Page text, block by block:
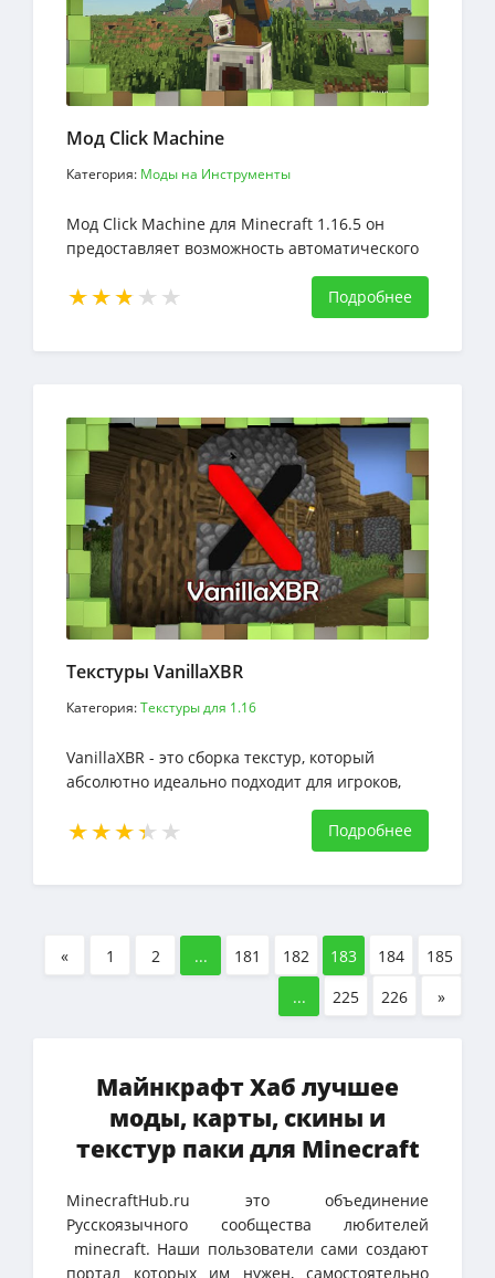
Мод Click Machine
Категория: Моды на Инструменты
Мод Click Machine для Minecraft 1.16.5 он
предоставляет возможность автоматического
Подробнее
Текстуры VanillaXBR
Категория:Текстуры для 1.16
VanillaXBR - это сборка текстур, который
абсолютно идеально подходит для игроков,
Подробнее
« 1 2 ... 181 182 183 184
185
...
225 226 »
Майнкрафт Хаб лучшее
моды, карты, скины и
текстур паки для Minecraft
MinecraftHub.ru это объединение
Русскоязычного сообщества любителей
minecraft. Наши пользователи сами создают
портал которых им нужен, самостоятельно